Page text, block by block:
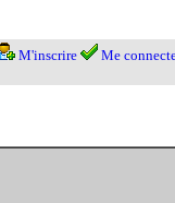
M'inscrire Me